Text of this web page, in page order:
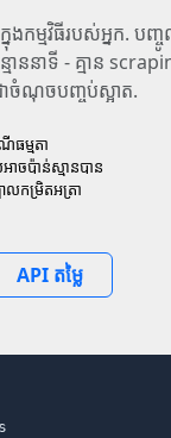
ងកម្មវិធីរបស់អ្នក. បញ្
មាននាទី - គ្មាន
ចំណុចបញ្ចប់ស្អាត.
ម្មតា
ាច​ប៉ាន់ស្មាន​បាន
ាល​កម្រិត​អត្រា
API តម្លៃ